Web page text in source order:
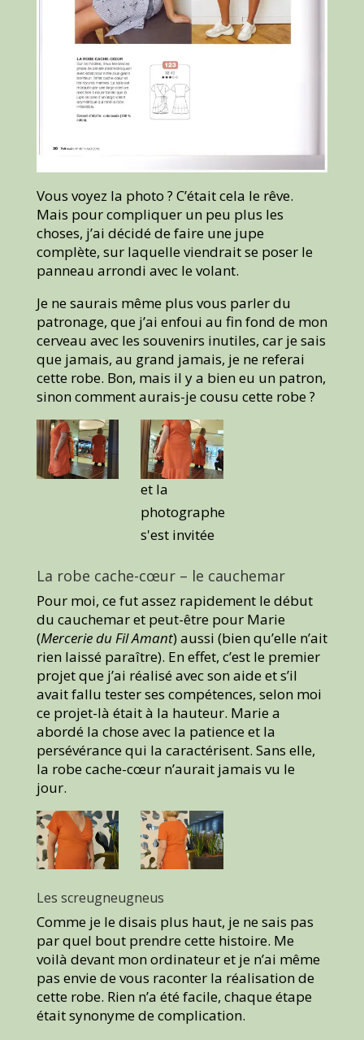
Vous voyez la photo ? C’était cela le rêve.
Mais pour compliquer un peu plus les
choses, j’ai décidé de faire une jupe
complète, sur laquelle viendrait se poser le
panneau arrondi avec le volant.
Je ne saurais même plus vous parler du
patronage, que j’ai enfoui au fin fond de mon
cerveau avec les souvenirs inutiles, car je sais
que jamais, au grand jamais, je ne referai
cette robe. Bon, mais il y a bien eu un patron,
sinon comment aurais-je cousu cette robe ?
et la
photographe
s'est invitée
La robe cache-cœur – le cauchemar
Pour moi, ce fut assez rapidement le début
du cauchemar et peut-être pour Marie
(Mercerie du Fil Amant) aussi (bien qu’elle n’ait
rien laissé paraître). En effet, c’est le premier
projet que j’ai réalisé avec son aide et s’il
avait fallu tester ses compétences, selon moi
ce projet-là était à la hauteur. Marie a
abordé la chose avec la patience et la
persévérance qui la caractérisent. Sans elle,
la robe cache-cœur n’aurait jamais vu le
jour.
Les screugneugneus
Comme je le disais plus haut, je ne sais pas
par quel bout prendre cette histoire. Me
voilà devant mon ordinateur et je n’ai même
pas envie de vous raconter la réalisation de
cette robe. Rien n’a été facile, chaque étape
était synonyme de complication.